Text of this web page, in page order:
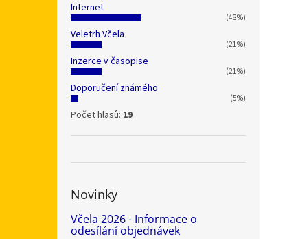
Internet
(48%)
Veletrh Včela
(21%)
Inzerce v časopise
(21%)
Doporučení známého
(5%)
Počet hlasů: 19
Novinky
Včela 2026 - Informace o
odesílání objednávek